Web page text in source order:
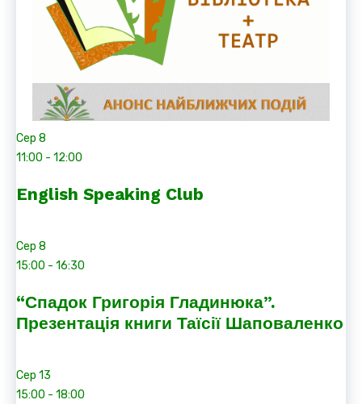
Сер 8
11:00 - 12:00
English Speaking Club
Сер 8
15:00 - 16:30
“Спадок Григорія Гладинюка”.
Презентація книги Таїсії Шаповаленко
Сер 13
15:00 - 18:00